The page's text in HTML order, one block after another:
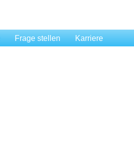
Frage stellen Karriere